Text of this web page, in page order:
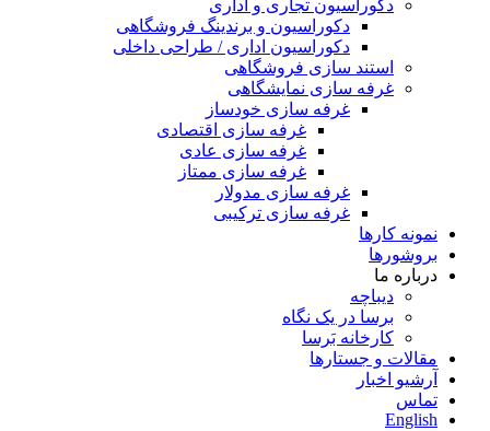
دکوراسیون تجاری و اداری
دکوراسیون و برندینگ فروشگاهی
دکوراسیون اداری / طراحی داخلی
استند سازی فروشگاهی
غرفه سازی نمایشگاهی
غرفه سازی خودساز
غرفه سازی اقتصادی
غرفه سازی عادی
غرفه سازی ممتاز
غرفه سازی مدولار
غرفه سازی ترکیبی
نمونه کارها
بروشورها
درباره ما
دیباچه
برسا در یک نگاه
کارخانه بَرسا
مقالات و جستارها
آرشیو اخبار
تماس
English